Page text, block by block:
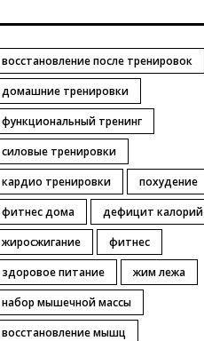
восстановление после тренировок
домашние тренировки
функциональный тренинг
силовые тренировки
кардио тренировки
похудение
фитнес дома
дефицит калорий
жиросжигание
фитнес
здоровое питание
жим лежа
набор мышечной массы
восстановление мышц